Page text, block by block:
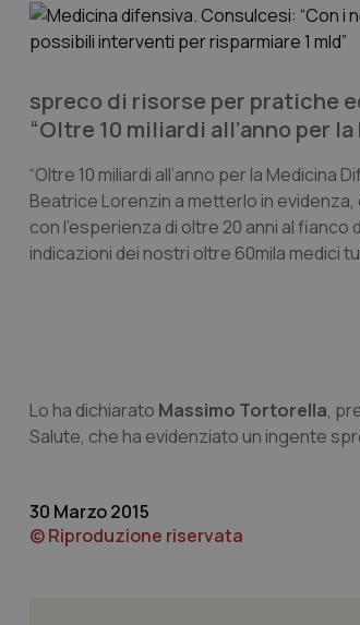
spreco di risorse per pratiche
“Oltre 10 miliardi all’anno per
“Oltre 10 miliardi all’anno per la
Beatrice Lorenzin a metterlo in
con l’esperienza di oltre 20 anni al
indicazioni dei nostri oltre 60mila medici
Lo ha dichiarato Massimo Tortorella,
Salute, che ha evidenziato un ingente
30 Marzo 2015
© Riproduzione riservata